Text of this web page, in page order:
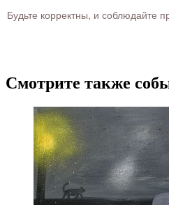
Будьте корректны, и соблюдайте
Смотрите также